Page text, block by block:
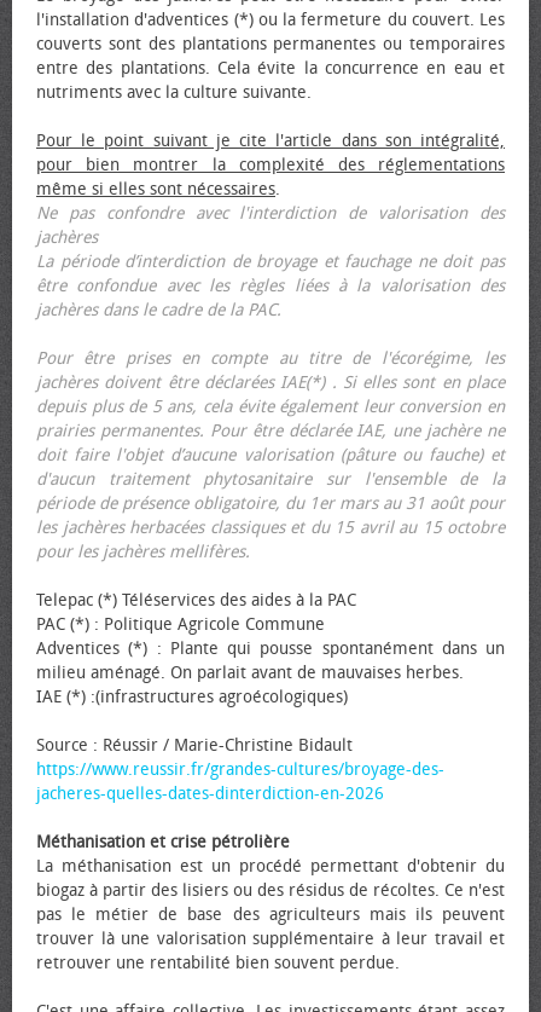
l'installation d'adventices (*) ou la fermeture du couvert. Les
couverts sont des plantations permanentes ou temporaires
entre des plantations. Cela évite la concurrence en eau et
nutriments avec la culture suivante.
Pour le point suivant je cite l'article dans son intégralité,
pour bien montrer la complexité des réglementations
même si elles sont nécessaires.
Ne pas confondre avec l'interdiction de valorisation des
jachères
La période d’interdiction de broyage et fauchage ne doit pas
être confondue avec les règles liées à la valorisation des
jachères dans le cadre de la PAC.
Pour être prises en compte au titre de l'écorégime, les
jachères doivent être déclarées IAE(*) . Si elles sont en place
depuis plus de 5 ans, cela évite également leur conversion en
prairies permanentes. Pour être déclarée IAE, une jachère ne
doit faire l'objet d’aucune valorisation (pâture ou fauche) et
d'aucun traitement phytosanitaire sur l'ensemble de la
période de présence obligatoire, du 1er mars au 31 août pour
les jachères herbacées classiques et du 15 avril au 15 octobre
pour les jachères mellifères.
Telepac (*) Téléservices des aides à la PAC
PAC (*) : Politique Agricole Commune
Adventices (*) : Plante qui pousse spontanément dans un
milieu aménagé. On parlait avant de mauvaises herbes.
IAE (*) :(infrastructures agroécologiques)
Source : Réussir / Marie-Christine Bidault
https://www.reussir.fr/grandes-cultures/broyage-des-
jacheres-quelles-dates-dinterdiction-en-2026
Méthanisation et crise pétrolière
La méthanisation est un procédé permettant d'obtenir du
biogaz à partir des lisiers ou des résidus de récoltes. Ce n'est
pas le métier de base des agriculteurs mais ils peuvent
trouver là une valorisation supplémentaire à leur travail et
retrouver une rentabilité bien souvent perdue.